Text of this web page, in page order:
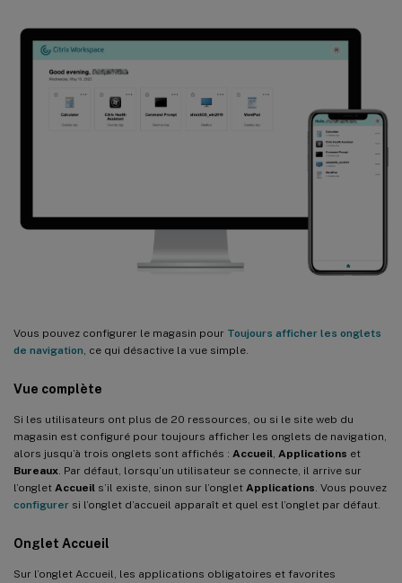
Vous pouvez configurer le magasin pour Toujours afficher les onglets
de navigation, ce qui désactive la vue simple.
Vue complète
Si les utilisateurs ont plus de 20 ressources, ou si le site web du
magasin est configuré pour toujours afficher les onglets de navigation,
alors jusqu’à trois onglets sont affichés : Accueil, Applications et
Bureaux. Par défaut, lorsqu’un utilisateur se connecte, il arrive sur
l’onglet Accueil s’il existe, sinon sur l’onglet Applications. Vous pouvez
configurer si l’onglet d’accueil apparaît et quel est l’onglet par défaut.
Onglet Accueil
Sur l’onglet Accueil, les applications obligatoires et favorites